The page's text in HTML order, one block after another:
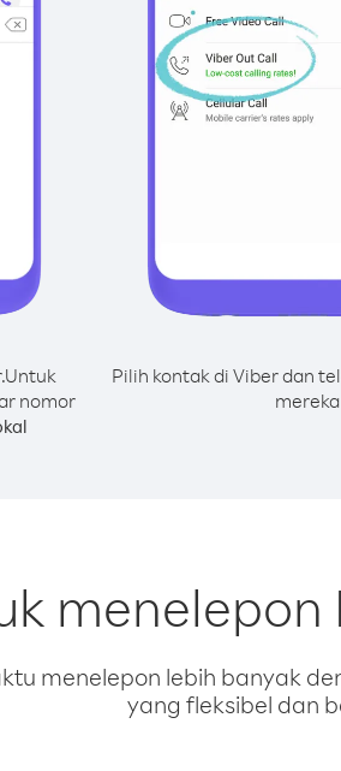
Untuk
nomor
Pilih kontak di Viber dan
mereka
menelepon lebih banyak
yang fleksibel dan